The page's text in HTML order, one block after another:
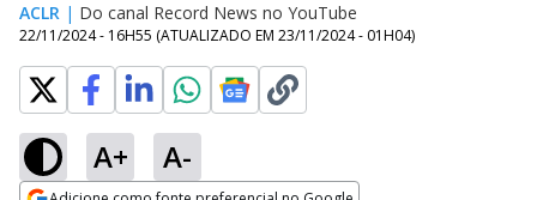
ACLR | Do canal Record News no YouTube
22/11/2024 - 16H55 (ATUALIZADO EM 23/11/2024 - 01H04)
A+ A-